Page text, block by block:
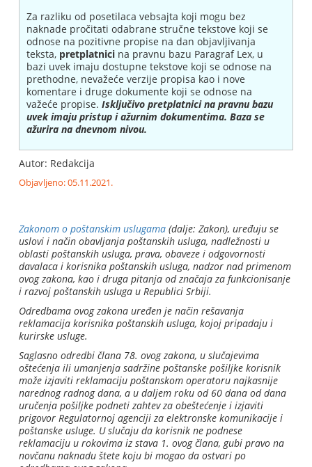
Za razliku od posetilaca vebsajta koji mogu bez
naknade pročitati odabrane stručne tekstove koji se
odnose na pozitivne propise na dan objavljivanja
teksta, pretplatnici na pravnu bazu Paragraf Lex, u
bazi uvek imaju dostupne tekstove koji se odnose na
prethodne, nevažeće verzije propisa kao i nove
komentare i druge dokumente koji se odnose na
važeće propise.Isključivo pretplatnici na pravnu bazu
uvek imaju pristup i ažurnim dokumentima. Baza se
ažurira na dnevnom nivou.
Autor: Redakcija
Objavljeno: 05.11.2021.
Zakonom o poštanskim uslugama (dalje: Zakon), uređuju se
uslovi i način obavljanja poštanskih usluga, nadležnosti u
oblasti poštanskih usluga, prava, obaveze i odgovornosti
davalaca i korisnika poštanskih usluga, nadzor nad primenom
ovog zakona, kao i druga pitanja od značaja za funkcionisanje
i razvoj poštanskih usluga u Republici Srbiji.
Odredbama ovog zakona uređen je način rešavanja
reklamacija korisnika poštanskih usluga, kojoj pripadaju i
kurirske usluge.
Saglasno odredbi člana 78. ovog zakona, u slučajevima
oštećenja ili umanjenja sadržine poštanske pošiljke korisnik
može izjaviti reklamaciju poštanskom operatoru najkasnije
narednog radnog dana, a u daljem roku od 60 dana od dana
uručenja pošiljke podneti zahtev za obeštećenje i izjaviti
prigovor Regulatornoj agenciji za elektronske komunikacije i
poštanske usluge. U slučaju da korisnik ne podnese
reklamaciju u rokovima iz stava 1. ovog člana, gubi pravo na
novčanu naknadu štete koju bi mogao da ostvari po